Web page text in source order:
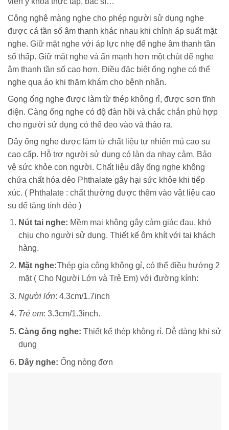
Công nghệ màng nghe cho phép người sử dụng nghe
được cá tần số âm thanh khác nhau khi chỉnh áp suất mặt
nghe. Giữ mặt nghe với áp lực nhẹ để nghe âm thanh tần
số thấp. Giữ mặt nghe và ấn mạnh hơn một chút để nghe
âm thanh tần số cao hơn. Điều đặc biệt ống nghe có thể
nghe qua áo khi thăm khám cho bệnh nhân.
Gọng ống nghe được làm từ thép không rỉ, được sơn tĩnh
điện. Càng ống nghe có độ đàn hồi và chắc chắn phù hợp
cho người sử dụng có thể đeo vào và tháo ra.
Dây ống nghe được làm từ chất liệu tự nhiên mủ cao su
cao cấp. Hỗ trợ người sử dụng có làn da nhạy cảm. Bảo
vệ sức khỏe con người. Chất liệu dây ống nghe không
chứa chất hóa dẻo Phthalate gây hại sức khỏe khi tiếp
xúc. ( Phthalate : chất thường được thêm vào vật liệu cao
su để tăng tính dẻo )
Nút tai nghe: Mềm mại không gây cảm giác đau, khó
chịu cho người sử dụng. Thiết kế ôm khít với tai khách
hàng.
Mặt nghe:Thép gia công không gỉ, có thể điều hướng 2
mặt ( Cho Người Lớn và Trẻ Em) với đường kính:
Người lớn: 4.3cm/1.7inch
Trẻ em: 3.3cm/1.3inch.
Càng ống nghe: Thiết kế thép không rỉ. Dễ dàng khi sử
dụng
Dây nghe: Ống nòng đơn